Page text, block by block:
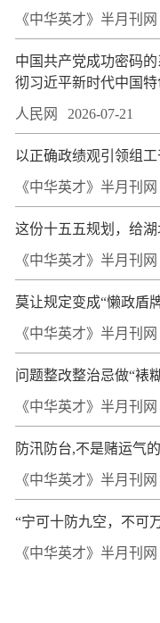
《中华英才》半月刊网
中国共产党成功密码
彻习近平新时代中国特
人民网 2026-07-21
以正确政绩观引领组
《中华英才》半月刊网
这份十五五规划，给
《中华英才》半月刊网
莫让规定变成“懒政盾
《中华英才》半月刊网
问题整改整治忌做“裱
《中华英才》半月刊网
防汛防台,不是赌运气
《中华英才》半月刊网
“宁可十防九空，不可
《中华英才》半月刊网